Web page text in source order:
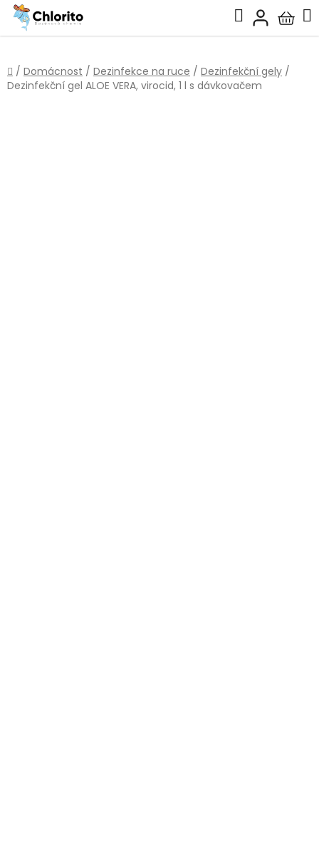
Přejít
obsah
Hledat
košík
Domů
/ Domácnost / Dezinfekce na ruce / Dezinfekční gely /
Dezinfekční gel ALOE VERA, virocid, 1 l s dávkovačem